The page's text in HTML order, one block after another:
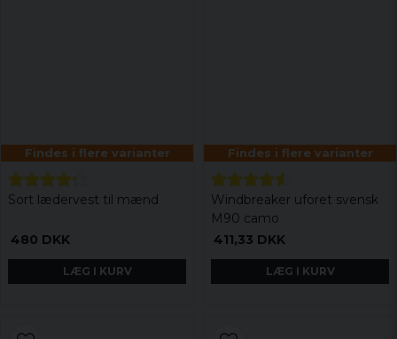
Findes i flere varianter
Sort lædervest til mænd
480 DKK
LÆG I KURV
Findes i flere varianter
Windbreaker uforet svensk
M90 camo
411,33 DKK
LÆG I KURV